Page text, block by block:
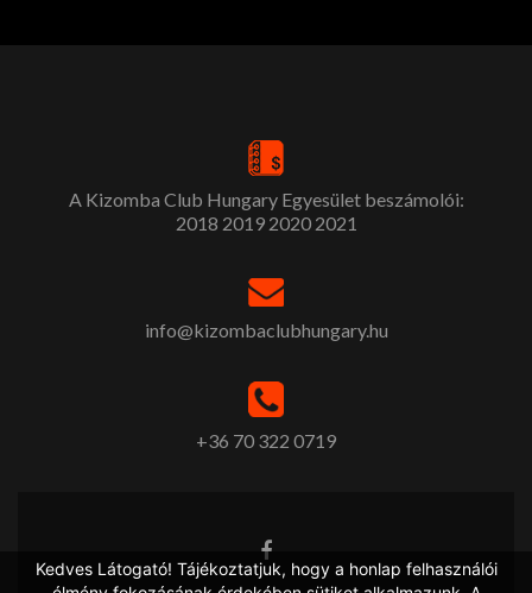
A Kizomba Club Hungary Egyesület beszámolói:
2018 2019 2020 2021
info@kizombaclubhungary.hu
+36 70 322 0719
Kedves Látogató! Tájékoztatjuk, hogy a honlap felhasználói